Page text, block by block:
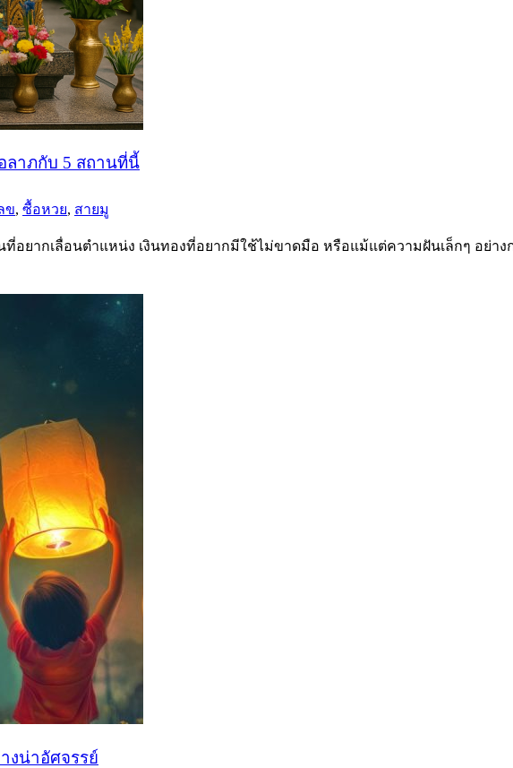
ลาภกับ 5 สถานที่นี้
ข, ซื้อหวย, สายมู
อยากเลื่อนตำแหน่ง เงินทองที่อยากมีใช้ไม่ขาดมือ หรือแม้แต่ความฝันเล็กๆ อย่าง
งน่าอัศจรรย์